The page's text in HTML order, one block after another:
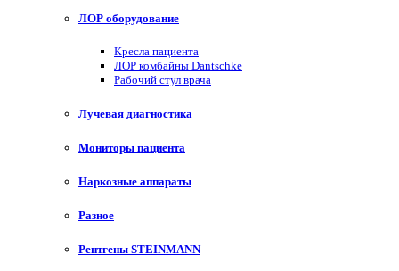
ЛОР оборудование
Кресла пациента
ЛОР комбайны Dantschke
Рабочий стул врача
Лучевая диагностика
Мониторы пациента
Наркозные аппараты
Разное
Рентгены STEINMANN